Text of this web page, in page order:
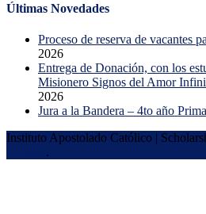
Últimas Novedades
Proceso de reserva de vacantes
2026
Entrega de Donación, con los
Misionero Signos del Amor
2026
Jura a la Bandera – 4to año
Instituto Apostolado Católico |
.